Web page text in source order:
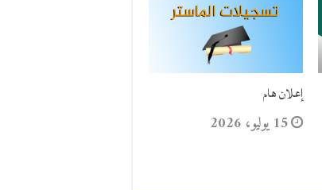
إعلان هام
15 يوليو، 2026